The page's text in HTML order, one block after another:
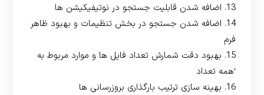
13. اضافه شدن قابلیت جستجو در نوتیفیکیشن ها
14. اضافه شدن جستجو در بخش تنظیمات و بهبود ظاهر
فرم
15. بهبود دقت شمارش تعداد فایل ها و موارد مربوط به
‘همه تعداد
16. بهینه سازی ترتیب بارگذاری بروزرسانی ها